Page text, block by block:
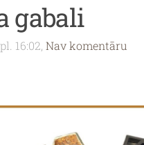
gabali
16:02, Nav komentāru